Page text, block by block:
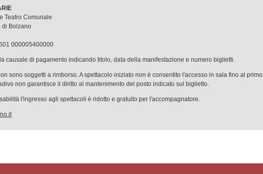
Teatro Comunale
di Bolzano
000005400000
causale di pagamento indicando titolo, data della manifestazione e numero biglietti.
sono soggetti a rimborso. A spettacolo iniziato non è consentito l'accesso in sala fino al primo
non garantisce il diritto al mantenimento del posto indicato sul biglietto.
l'ingresso agli spettacoli è ridotto e gratuito per l'accompagnatore.